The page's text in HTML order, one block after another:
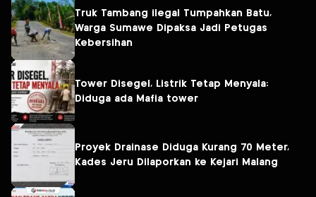
Truk Tambang ilegal Tumpahkan Batu,
Warga Sumawe Dipaksa Jadi Petugas
Kebersihan
Tower Disegel, Listrik Tetap Menyala:
Diduga ada Mafia tower
Proyek Drainase Diduga Kurang 70 Meter,
Kades Jeru Dilaporkan ke Kejari Malang